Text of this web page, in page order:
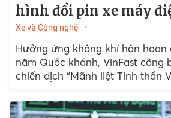
hình đổi pin xe máy
Xe và Công nghệ
Hưởng ứng không khí hân hoan
năm Quốc khánh, VinFast công
chiến dịch “Mãnh liệt Tinh thần